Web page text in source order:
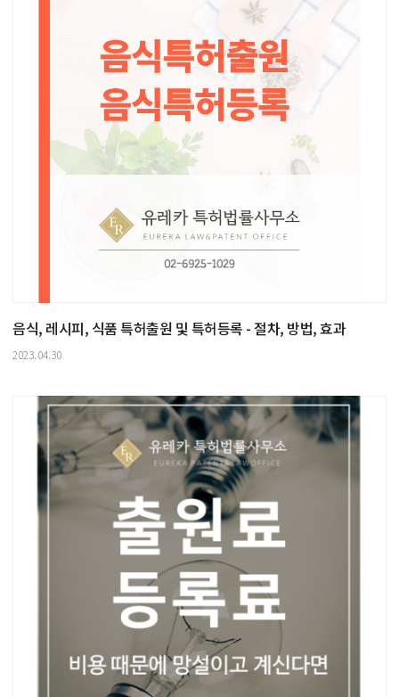
음식, 레시피, 식품 특허출원 및 특허등록 - 절차, 방법, 효과
2023.04.30